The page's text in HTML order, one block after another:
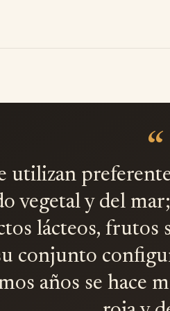
“
utilizan
vegetal y del
lácteos, frutos
conjunto
años se hace